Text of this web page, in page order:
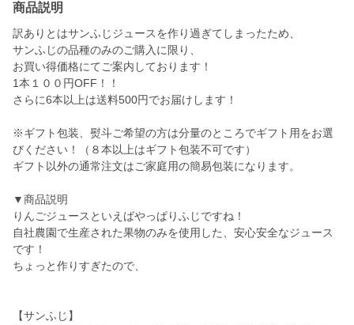
商品説明
訳ありとはサンふじジュースを作り過ぎてしまったため、
サンふじの品種のみのご購入に限り、
お買い得価格にてご案内しております！
1本１００円OFF！！
さらに6本以上は送料500円でお届けします！
※ギフト包装、熨斗ご希望の方は分量のところでギフト用をお選
びください！（８本以上はギフト包装不可です）
ギフト以外の通常注文はご家庭用の簡易包装になります。
▼商品説明
りんごジュースといえばやっぱりふじですね！
自社農園で生産された果物のみを使用した、安心安全なジュース
です！
ちょっと作りすぎたので、
【サンふじ】